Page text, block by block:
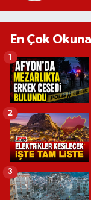
En Çok
1
2
3